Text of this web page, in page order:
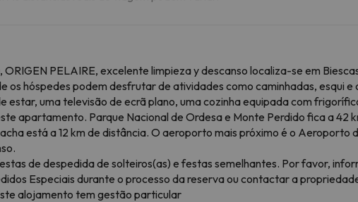
PELAIRE, excelente limpieza y descanso localiza-se em
hóspedes podem desfrutar de atividades como caminhadas, esqui
estar, uma televisão de ecrã plano, uma cozinha equipada com
apartamento. Parque Nacional de Ordesa e Monte Perdido fica a 42
está a 12 km de distância. O aeroporto mais próximo é o Aeroporto
de despedida de solteiros(as) e festas semelhantes. Por favor,
Especiais durante o processo da reserva ou contactar a
alojamento tem gestão particular